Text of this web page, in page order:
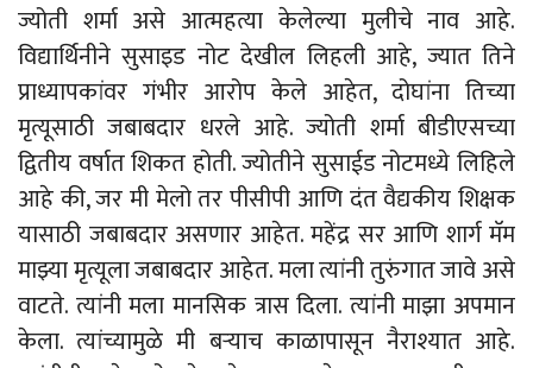
ज्योती शर्मा असे आत्महत्या केलेल्या मुलीचे नाव आहे.
विद्यार्थिनीने सुसाइड नोट देखील लिहली आहे, ज्यात तिने
प्राध्यापकांवर गंभीर आरोप केले आहेत, दोघांना तिच्या
मृत्यूसाठी जबाबदार धरले आहे. ज्योती शर्मा बीडीएसच्या
द्वितीय वर्षात शिकत होती. ज्योतीने सुसाईड नोटमध्ये लिहिले
आहे की, जर मी मेलो तर पीसीपी आणि दंत वैद्यकीय शिक्षक
यासाठी जबाबदार असणार आहेत. महेंद्र सर आणि शार्ग मॅम
माझ्या मृत्यूला जबाबदार आहेत. मला त्यांनी तुरुंगात जावे असे
वाटते. त्यांनी मला मानसिक त्रास दिला. त्यांनी माझा अपमान
केला. त्यांच्यामुळे मी बऱ्याच काळापासून नैराश्यात आहे.